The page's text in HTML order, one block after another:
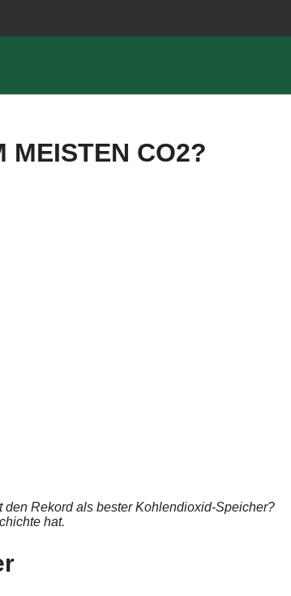
MEISTEN CO2?
Rekord als bester Kohlendioxid-Speicher?
hat.